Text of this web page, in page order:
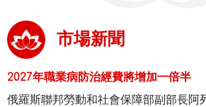
市場新聞
2027年職業病防治經費將增加一倍半
俄羅斯聯邦勞動和社會保障部副部長阿